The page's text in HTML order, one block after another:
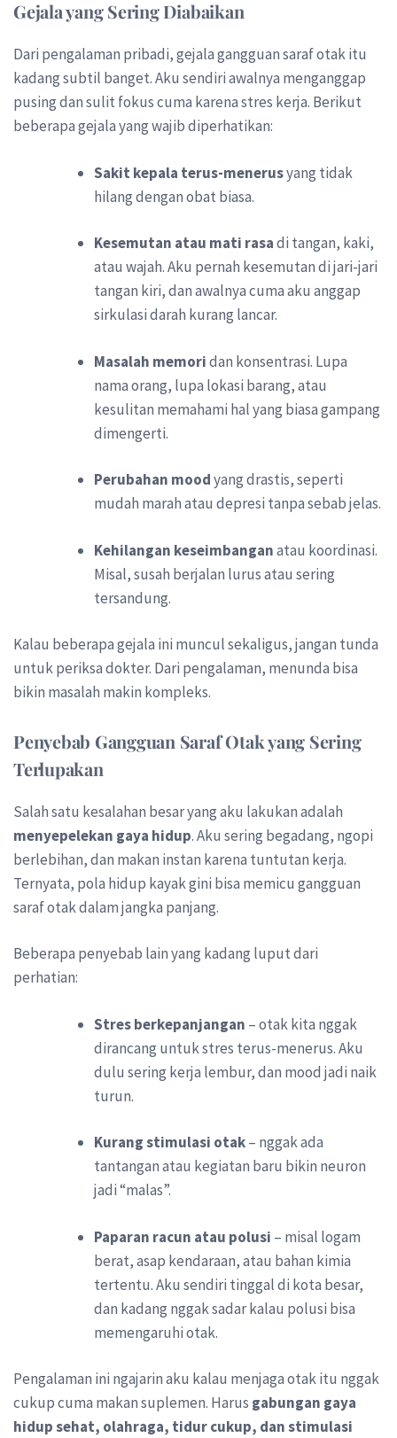
Gejala yang Sering Diabaikan
Dari pengalaman pribadi, gejala gangguan saraf otak itu
kadang subtil banget. Aku sendiri awalnya menganggap
pusing dan sulit fokus cuma karena stres kerja. Berikut
beberapa gejala yang wajib diperhatikan:
Sakit kepala terus-menerusyang tidak
hilang dengan obat biasa.
Kesemutan atau mati rasadi tangan, kaki,
atau wajah. Aku pernah kesemutan di jari-jari
tangan kiri, dan awalnya cuma aku anggap
sirkulasi darah kurang lancar.
Masalah memoridan konsentrasi. Lupa
nama orang, lupa lokasi barang, atau
kesulitan memahami hal yang biasa gampang
dimengerti.
Perubahan moodyang drastis, seperti
mudah marah atau depresi tanpa sebab jelas.
Kehilangan keseimbanganatau koordinasi.
Misal, susah berjalan lurus atau sering
tersandung.
Kalau beberapa gejala ini muncul sekaligus, jangan tunda
untuk periksa dokter. Dari pengalaman, menunda bisa
bikin masalah makin kompleks.
Penyebab Gangguan Saraf Otak yang Sering
Terlupakan
Salah satu kesalahan besar yang aku lakukan adalah
menyepelekan gaya hidup. Aku sering begadang, ngopi
berlebihan, dan makan instan karena tuntutan kerja.
Ternyata, pola hidup kayak gini bisa memicu gangguan
saraf otak dalam jangka panjang.
Beberapa penyebab lain yang kadang luput dari
perhatian:
Stres berkepanjangan – otak kita nggak
dirancang untuk stres terus-menerus. Aku
dulu sering kerja lembur, dan mood jadi naik
turun.
Kurang stimulasi otak– nggak ada
tantangan atau kegiatan baru bikin neuron
jadi “malas”.
Paparan racun atau polusi – misal logam
berat, asap kendaraan, atau bahan kimia
tertentu. Aku sendiri tinggal di kota besar,
dan kadang nggak sadar kalau polusi bisa
memengaruhi otak.
Pengalaman ini ngajarin aku kalau menjaga otak itu nggak
cukup cuma makan suplemen. Harus gabungan gaya
hidup sehat, olahraga, tidur cukup, dan stimulasi